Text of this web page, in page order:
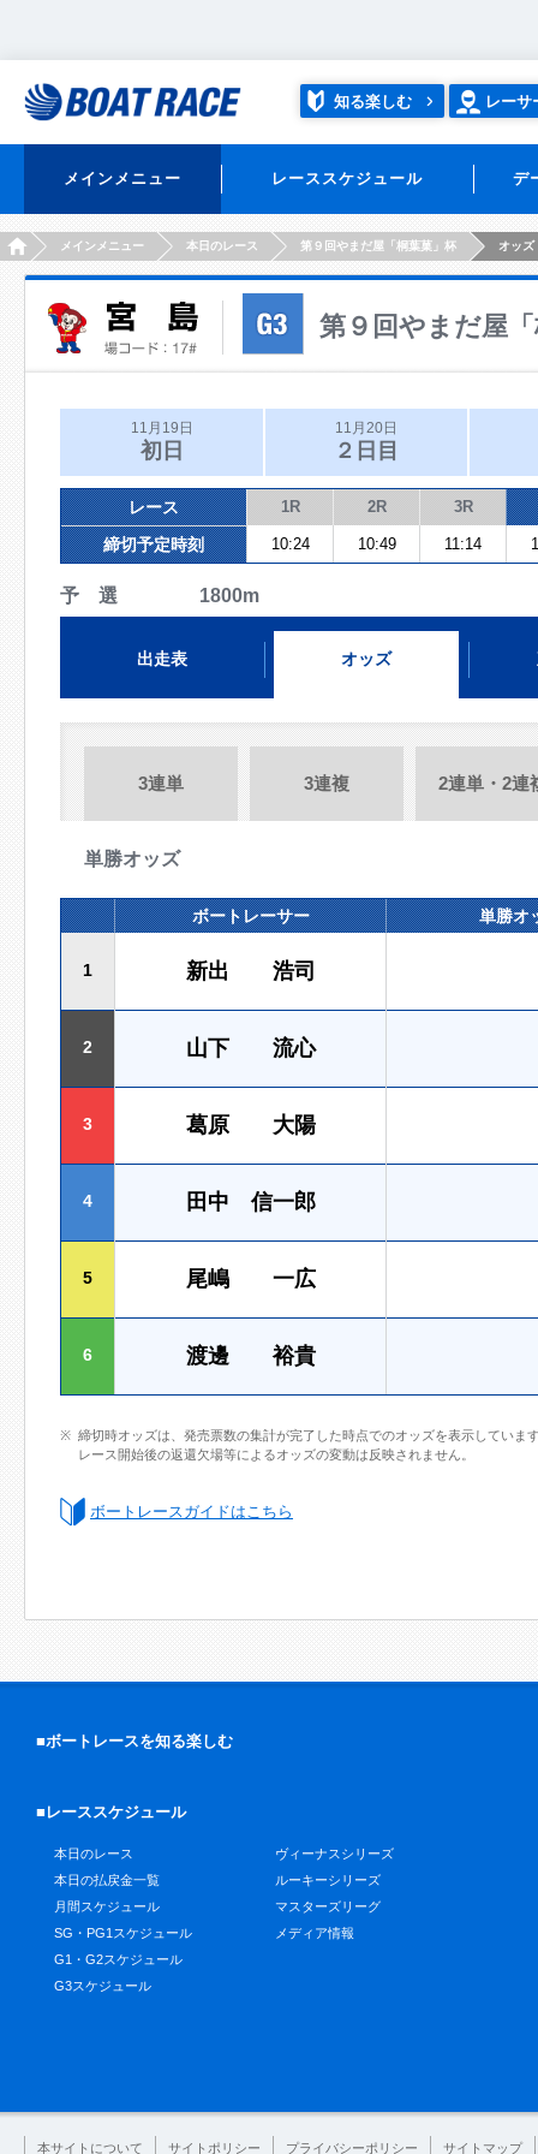
知る楽しむ レーサ
メインメニュー レーススケジュール デ
HOMEメインメニュー 本日のレース 第９回やまだ屋「桐葉菓」杯 オッズ
第９回やまだ屋
11月19日
初日
11月20日
２日目
レース 1R 2R 3R
締切予定時刻 10:24 10:49 11:14
予 選 1800m
出走表 オッズ
3連単 3連複 2連単・2連
単勝オッズ
ボートレーサー 単勝オ
1 新出 浩司
2 山下 流心
3 葛原 大陽
4 田中 信一郎
5 尾嶋 一広
6 渡邊 裕貴
締切時オッズは、発売票数の集計が完了した時点でのオッズを表示していま
レース開始後の返還欠場等によるオッズの変動は反映されません。
ボートレースガイドはこちら
■ボートレースを知る楽しむ
■レーススケジュール
本日のレース
本日の払戻金一覧
月間スケジュール
SG・PG1スケジュール
G1・G2スケジュール
G3スケジュール
ヴィーナスシリーズ
ルーキーシリーズ
マスターズリーグ
メディア情報
本サイトについて サイトポリシー プライバシーポリシー サイトマップ